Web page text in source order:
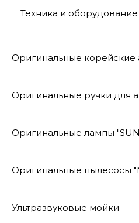
Техника и оборудование
Оригинальные корейские
Оригинальные ручки для
Оригинальные лампы
Оригинальные пылесосы
Ультразвуковые мойки